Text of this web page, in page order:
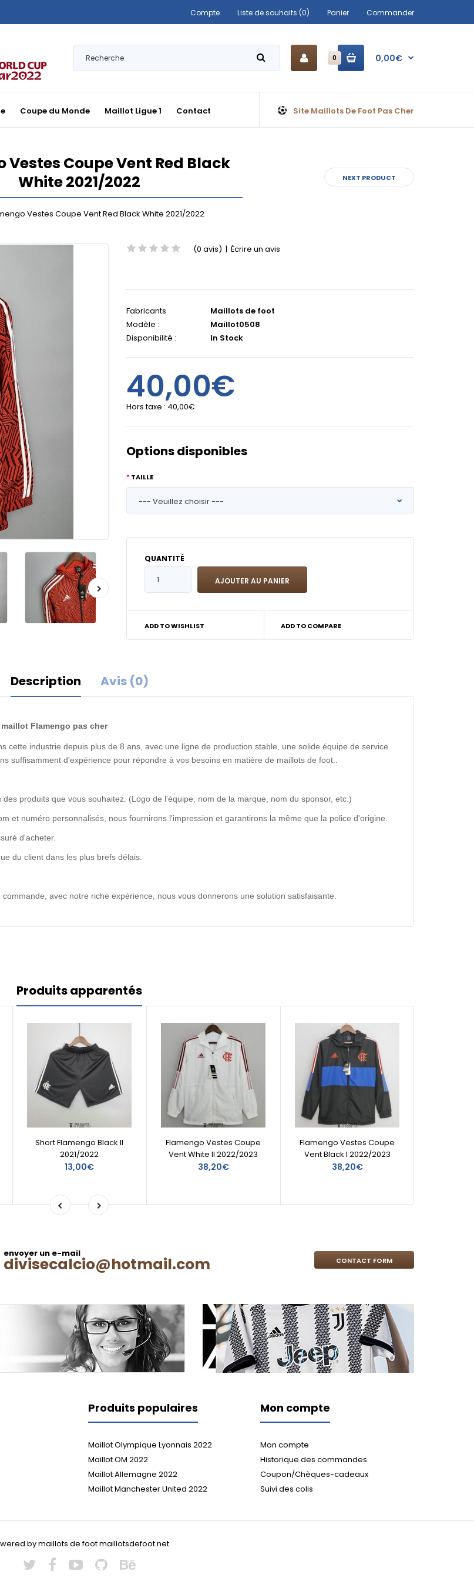
Compte Liste de souhaits (0) Panier Commander
0 0,00€
Coupe du Monde Maillot Ligue 1 Contact Site Maillots De Foot Pas Cher
Vestes Coupe Vent Red Black
White 2021/2022
Vestes Coupe Vent Red Black White 2021/2022
NEXT PRODUCT
(0 avis) | Écrire un avis
Fabricants
Maillots de foot
Modèle :
Maillot0508
Disponibilité :
In Stock
40,00€
Hors taxe : 40,00€
Options disponibles
TAILLE
QUANTITÉ
ADD TO WISHLIST ADD TO COMPARE
Description Avis (0)
maillot Flamengo pas cher
cette industrie depuis plus de 8 ans, avec une ligne de production stable, une solide équipe de service
suffisamment d'expérience pour répondre à vos besoins en matière de maillots de foot..
produits que vous souhaitez. (Logo de l'équipe, nom de la marque, nom du sponsor, etc.)
et numéro personnalisés, nous fournirons l'impression et garantirons la même que la police d'origine.
d'acheter.
du client dans les plus brefs délais.
avec notre riche expérience, nous vous donnerons une solution satisfaisante.
Produits apparentés
Short Flamengo Black II
2021/2022
13,00€
Flamengo Vestes Coupe
Vent White II 2022/2023
38,20€
Flamengo Vestes Coupe
Vent Black I 2022/2023
38,20€
envoyer un e-mail
divisecalcio@hotmail.com CONTACT FORM
Produits populaires
Maillot Olympique Lyonnais 2022
Maillot OM 2022
Maillot Allemagne 2022
Maillot Manchester United 2022
Mon compte
Mon compte
Historique des commandes
Coupon/Chèques-cadeaux
Suivi des colis
by maillots de foot maillotsdefoot.net